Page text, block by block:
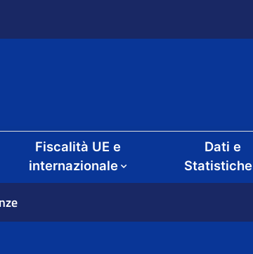
Fiscalità UE e
internazionale
Dati e
Statistiche